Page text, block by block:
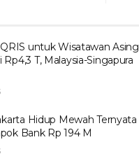
QRIS untuk Wisatawan Asing
Rp4,3 T, Malaysia-Singapura
Hidup Mewah Ternyata
Bank Rp 194 M